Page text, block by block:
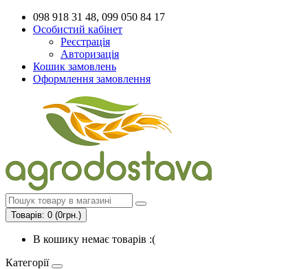
098 918 31 48, 099 050 84 17
Особистий кабінет
Реєстрація
Авторизація
Кошик замовлень
Оформлення замовлення
Товарів: 0 (0грн.)
В кошику немає товарів :(
Категорії